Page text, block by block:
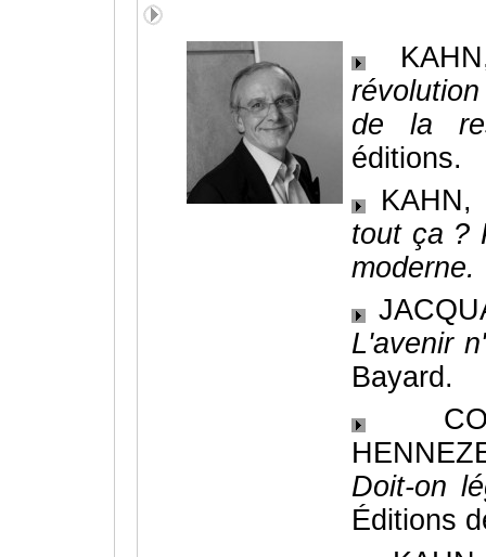
de la
éditions.
tout ça ?
moderne.
L'avenir
Bayard.
Doit-on
Éditions